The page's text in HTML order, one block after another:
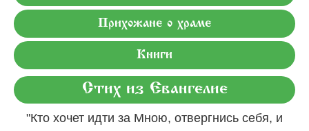
Прихожане о храме
Книги
Стих из Евангелие
"Кто хочет идти за Мною, отвергнись себя, и